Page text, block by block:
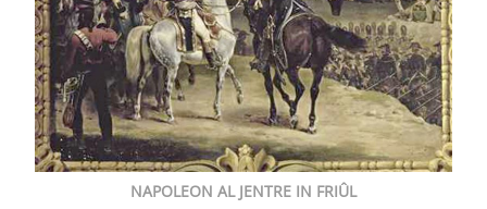
NAPOLEON AL JENTRE IN FRIÛL